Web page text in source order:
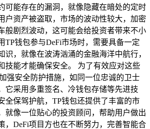
可能存在的漏洞，就像隐藏在暗处的定时
户资产被盗取，市场的波动性较大，加密
般剧烈波动，这可能会给投资者带来不小
TP钱包参与DeFi市场时，需要具备一定
识，就像在波涛汹涌的金融海洋中航行，
技能才能确保安全。 为了有效应对这些
强安全防护措施，如同一位忠诚的卫士
它采用多重签名、冷钱包存储等先进技
全保驾护航，TP钱包还提供了丰富的市
就像一位贴心的投资顾问，帮助用户做出
，DeFi项目方也在不断努力，完善智能合